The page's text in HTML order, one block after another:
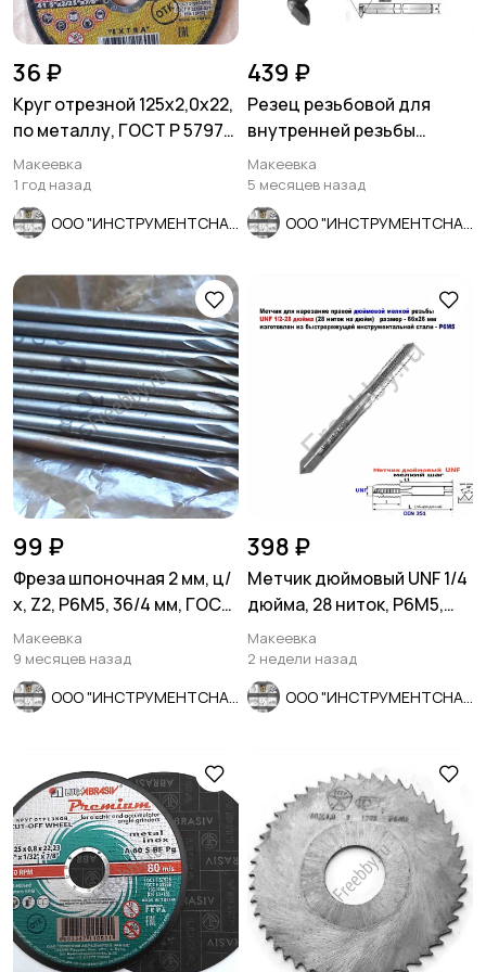
36 ₽
Круг отрезной 125х2,0х22,
по металлу, ГОСТ Р 57978,
Луга, Россия
Макеевка
1 год назад
439 ₽
Резец резьбовой для
внутренней резьбы
16х16х170, Т5К10, 2662-
0005,.
Макеевка
5 месяцев назад
99 ₽
Фреза шпоночная 2 мм, ц/
х, Z2, Р6М5, 36/4 мм, ГОСТ
9140-78, СССР.
Макеевка
9 месяцев назад
398 ₽
Метчик дюймовый UNF 1/4
дюйма, 28 ниток, Р6М5,
мелкий шаг, 66/26 мм.
Макеевка
2 недели назад